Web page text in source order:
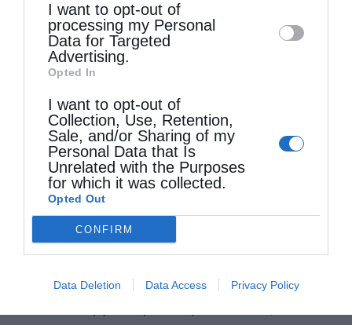
disclose it to other third parties.
I want to opt-out of
processing my Personal
Data for Targeted
Advertising.
Opted In
I want to opt-out of
Collection, Use, Retention,
Sale, and/or Sharing of my
Personal Data that Is
Unrelated with the Purposes
for which it was collected.
Opted Out
CONFIRM
Data Deletion Data Access Privacy Policy
Αυστραλίας Μακάριος: «Ο Χριστός έδειξε τη
λαμπρότητα της θεϊκής του δόξης»
Μη χάσετε σήμερα, την “Κιβωτό της Ορθοδοξίας”,
σε όλα τα περίπτερα
Ιερά Παράκληση προς την Υπεραγία Θεοτόκο στα
Φαβριανά Μονοφατσίου